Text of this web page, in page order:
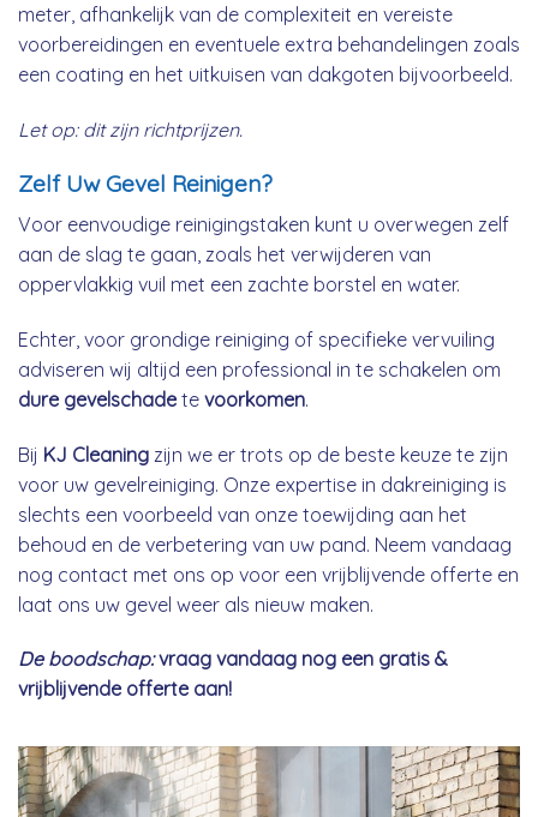
meter, afhankelijk van de complexiteit en vereiste
voorbereidingen en eventuele extra behandelingen zoals
een coating en het uitkuisen van dakgoten bijvoorbeeld.
Let op: dit zijn richtprijzen.
Zelf Uw Gevel Reinigen?
Voor eenvoudige reinigingstaken kunt u overwegen zelf
aan de slag te gaan, zoals het verwijderen van
oppervlakkig vuil met een zachte borstel en water.
Echter, voor grondige reiniging of specifieke vervuiling
adviseren wij altijd een professional in te schakelen om
dure gevelschadete voorkomen.
Bij KJ Cleaning zijn we er trots op de beste keuze te zijn
voor uw gevelreiniging. Onze expertise in dakreiniging is
slechts een voorbeeld van onze toewijding aan het
behoud en de verbetering van uw pand. Neem vandaag
nog contact met ons op voor een vrijblijvende offerte en
laat ons uw gevel weer als nieuw maken.
De boodschap:vraag vandaag nog een gratis &
vrijblijvende offerte aan!